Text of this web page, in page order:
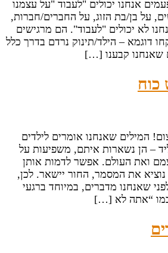
אנחנו יכולים "לעבוד "על עצמנו
על בן/בת הזוג, על החברים/חברות,
לא יכולים "לעבוד". הם מרגישים
דוגמא – הילד/תינוק נרדם בדרך כלל
שאנחנו קבענו […]
כוח
המילים שאנחנו אומרים לילדים
– הן נשארות איתם, משפיעות על
ואת העולם. אפשר לדמות אותן
את המסמר, החור יישאר. לכן,
שאנחנו מדברים, במיוחד ברגעי
כמו “אתה לא […]